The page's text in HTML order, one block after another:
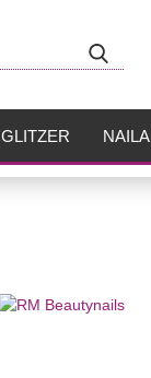
GLITZER